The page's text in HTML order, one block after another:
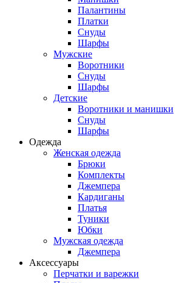
Палантины
Платки
Снуды
Шарфы
Мужские
Воротники
Снуды
Шарфы
Детские
Воротники и манишки
Снуды
Шарфы
Одежда
Женская одежда
Брюки
Комплекты
Джемпера
Кардиганы
Платья
Туники
Юбки
Мужская одежда
Джемпера
Аксессуары
Перчатки и варежки